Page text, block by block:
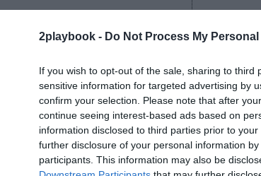
2playbook - Do Not Process My
If you wish to opt-out of the sale, sharing to
sensitive information for targeted advertising by
confirm your selection. Please note that after
continue seeing interest-based ads based on
information disclosed to third parties prior to
further disclosure of your personal information
participants. This information may also be
Ministros ha aprobado un crédito
diez millones de euros
, tal y como se
equipos de baloncesto recibirán ocho
otros dos millones.
“Con esta convocatoria se pretende
pandemia de la Covid-19 ha causado en